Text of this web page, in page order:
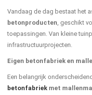
Vandaag de dag bestaat het
betonproducten, geschikt
toepassingen. Van kleine
infrastructuurprojecten.
Eigen betonfabriek en
Een belangrijk
betonfabriek met